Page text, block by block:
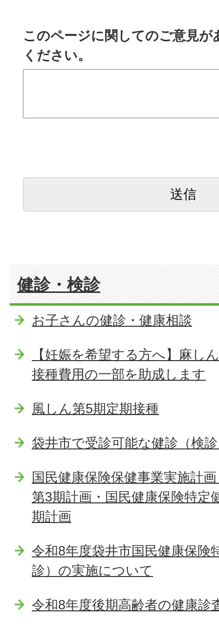
このページに関してのご意見
ください。
健診・検診
お子さんの健診・健康相談
【妊娠を希望する方へ】麻し
接種費用の一部を助成します
風しん第5期定期接種
袋井市で受診可能な健診（検
国民健康保険保健事業実施計
第3期計画・国民健康保険特定
期計画
令和8年度袋井市国民健康保険
診）の実施について
令和8年度後期高齢者の健康診